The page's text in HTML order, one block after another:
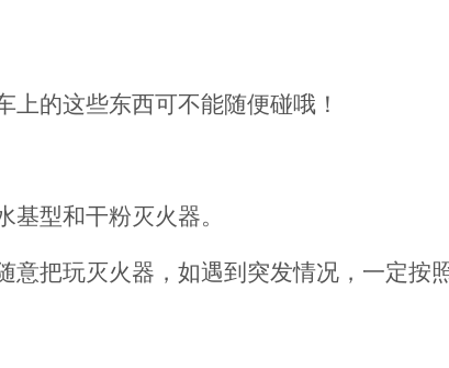
上的这些东西可不能随便碰哦！
基型和干粉灭火器。
意把玩灭火器，如遇到突发情况，一定按